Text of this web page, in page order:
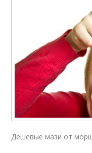
Дешевые мази от